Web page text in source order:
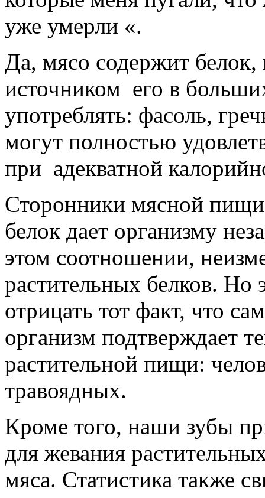
уже умерли «.
Да, мясо содержит
источником его в
употреблять: фасоль,
могут полностью
при адекватной
Сторонники мясной
белок дает организму
этом соотношении,
растительных белков. Но
отрицать тот факт, что
организм подтверждает
растительной пищи:
травоядных.
Кроме того, наши зубы
для жевания
мяса. Статистика также